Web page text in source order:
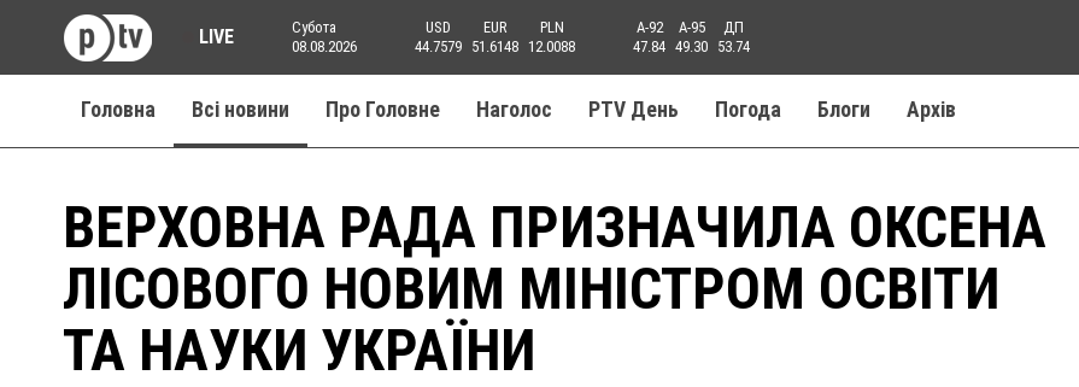
LIVE
Субота
08.08.2026
USD
44.7579
EUR
51.6148
PLN
12.0088
A-92
47.84
A-95
49.30
ДП
53.74
Головна Всі новини Про Головне Наголос PTV День Погода Блоги Aрхів
ВЕРХОВНА РАДА ПРИЗНАЧИЛА ОКСЕНА
ЛІСОВОГО НОВИМ МІНІСТРОМ ОСВІТИ
ТА НАУКИ УКРАЇНИ